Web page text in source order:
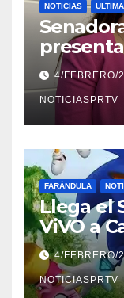
NOTICIAS
4/FEBRERO/
NOTICIASPRTV
FARÁNDULA
Llega el
ViVO a
Relojes
compre
4/FEBRERO/
NOTICIASPRTV